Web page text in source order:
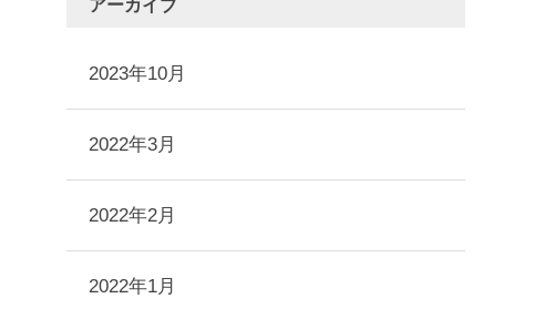
アーカイブ
2023年10月
2022年3月
2022年2月
2022年1月